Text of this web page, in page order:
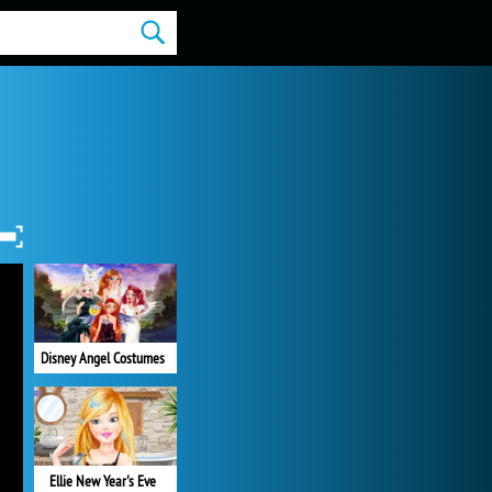
Disney Angel Costumes
Ellie New Year's Eve